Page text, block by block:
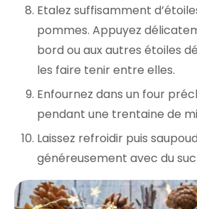
Etalez suffisamment
pommes. Appuyez
bord ou aux autres étoiles
les faire tenir entre elles.
Enfournez dans un four
pendant une trentaine de
Laissez refroidir puis
généreusement avec du